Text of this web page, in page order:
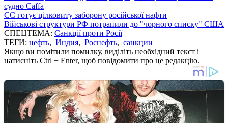
судно Caffa
ЄС готує цілковиту заборону російської нафти
Військові структури РФ потрапили до "чорного списку" США
СПЕЦТЕМА: Санкції проти Росії
ТЕГИ: нефть, Индия, Роснефть, санкции
Якщо ви помітили помилку, виділіть необхідний текст і
натисніть Ctrl + Enter, щоб повідомити про це редакцію.